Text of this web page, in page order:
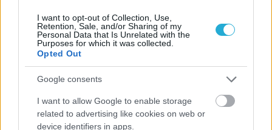
I want to opt-out of Collection, Use,
Retention, Sale, and/or Sharing of my
Personal Data that Is Unrelated with the
Purposes for which it was collected.
Opted Out
Google consents
I want to allow Google to enable storage
related to advertising like cookies on web or
device identifiers in apps.